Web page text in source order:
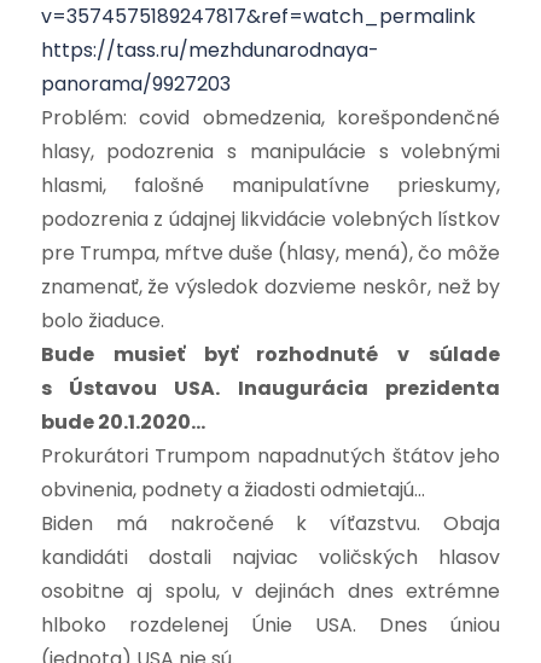
v=3574575189247817&ref=watch_permalink
https://tass.ru/mezhdunarodnaya-
panorama/9927203
Problém: covid obmedzenia, korešpondenčné
hlasy, podozrenia s manipulácie s volebnými
hlasmi, falošné manipulatívne prieskumy,
podozrenia z údajnej likvidácie volebných lístkov
pre Trumpa, mŕtve duše (hlasy, mená), čo môže
znamenať, že výsledok dozvieme neskôr, než by
bolo žiaduce.
Bude musieť byť rozhodnuté v súlade
s Ústavou USA. Inaugurácia prezidenta
bude 20.1.2020…
Prokurátori Trumpom napadnutých štátov jeho
obvinenia, podnety a žiadosti odmietajú…
Biden má nakročené k víťazstvu. Obaja
kandidáti dostali najviac voličských hlasov
osobitne aj spolu, v dejinách dnes extrémne
hlboko rozdelenej Únie USA. Dnes úniou